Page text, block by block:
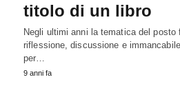
titolo di un libro
Negli ultimi anni la tematica del
riflessione, discussione e
per…
9 anni fa